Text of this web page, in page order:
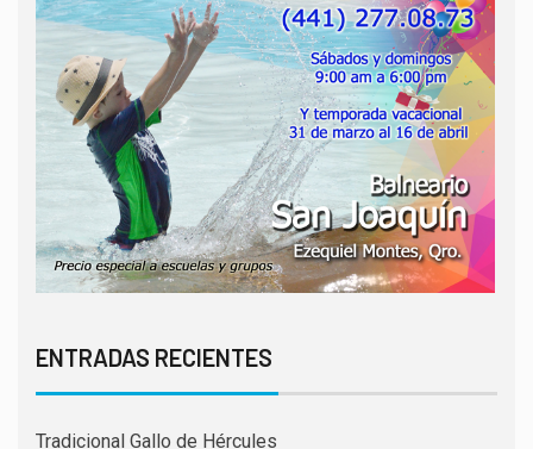
ENTRADAS RECIENTES
Tradicional Gallo de Hércules